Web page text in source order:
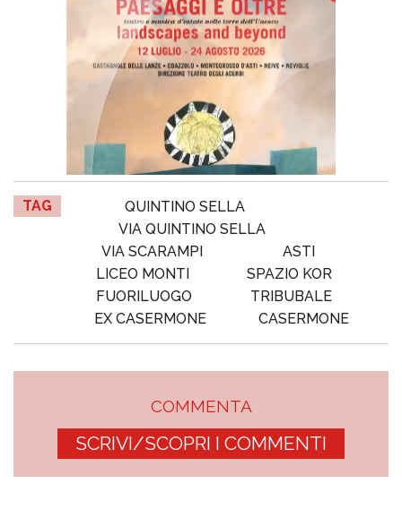
TAG
QUINTINO SELLA
VIA QUINTINO SELLA
VIA SCARAMPI
ASTI
LICEO MONTI
SPAZIO KOR
FUORILUOGO
TRIBUBALE
EX CASERMONE
CASERMONE
COMMENTA
SCRIVI/SCOPRI I COMMENTI